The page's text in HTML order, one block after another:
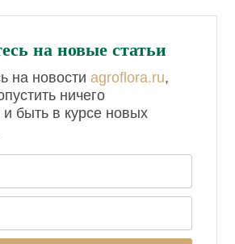
на новые статьи
на новостиagroflora.ru,
ничего
и быть в курсе новых